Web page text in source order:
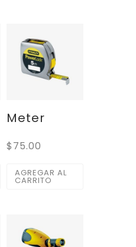
Meter
$75.00
AGREGAR AL
CARRITO